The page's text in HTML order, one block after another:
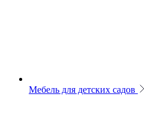
Мебель для детских садов